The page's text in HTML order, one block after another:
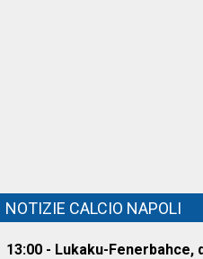
NOTIZIE CALCIO NAPOLI
13:00 - Lukaku-